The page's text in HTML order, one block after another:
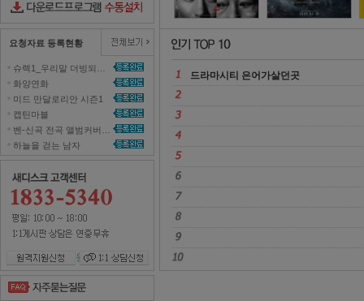
요청자료 등록현황
화양연화
미드 만달로리안 시즌1
캡틴마블
하늘을 걷는 남자
원격지원신청 1대1 상담신청
드라마시티 은어가살던곳